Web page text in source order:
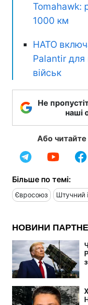
Tomahawk:
1000 км
НАТО
Palantir для
військ
Не
наші
Або читайте
Більше по темі:
Євросоюз Штучний